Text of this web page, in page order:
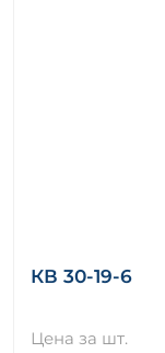
КВ 30-19-6
Цена за шт.